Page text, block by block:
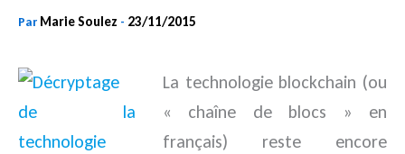
Par Marie Soulez - 23/11/2015
La technologie blockchain (ou
« chaîne de blocs » en
français) reste encore